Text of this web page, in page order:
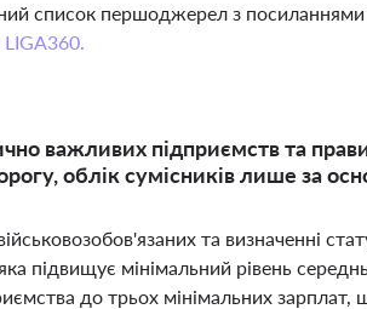
список першоджерел з посиланнями
LIGA360.
важливих підприємств та
облік сумісників лише за
та визначенні
підвищує мінімальний рівень
до трьох мінімальних зарплат,